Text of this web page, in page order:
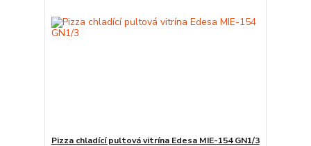
Pizza chladící pultová vitrína Edesa MIE-154 GN1/3